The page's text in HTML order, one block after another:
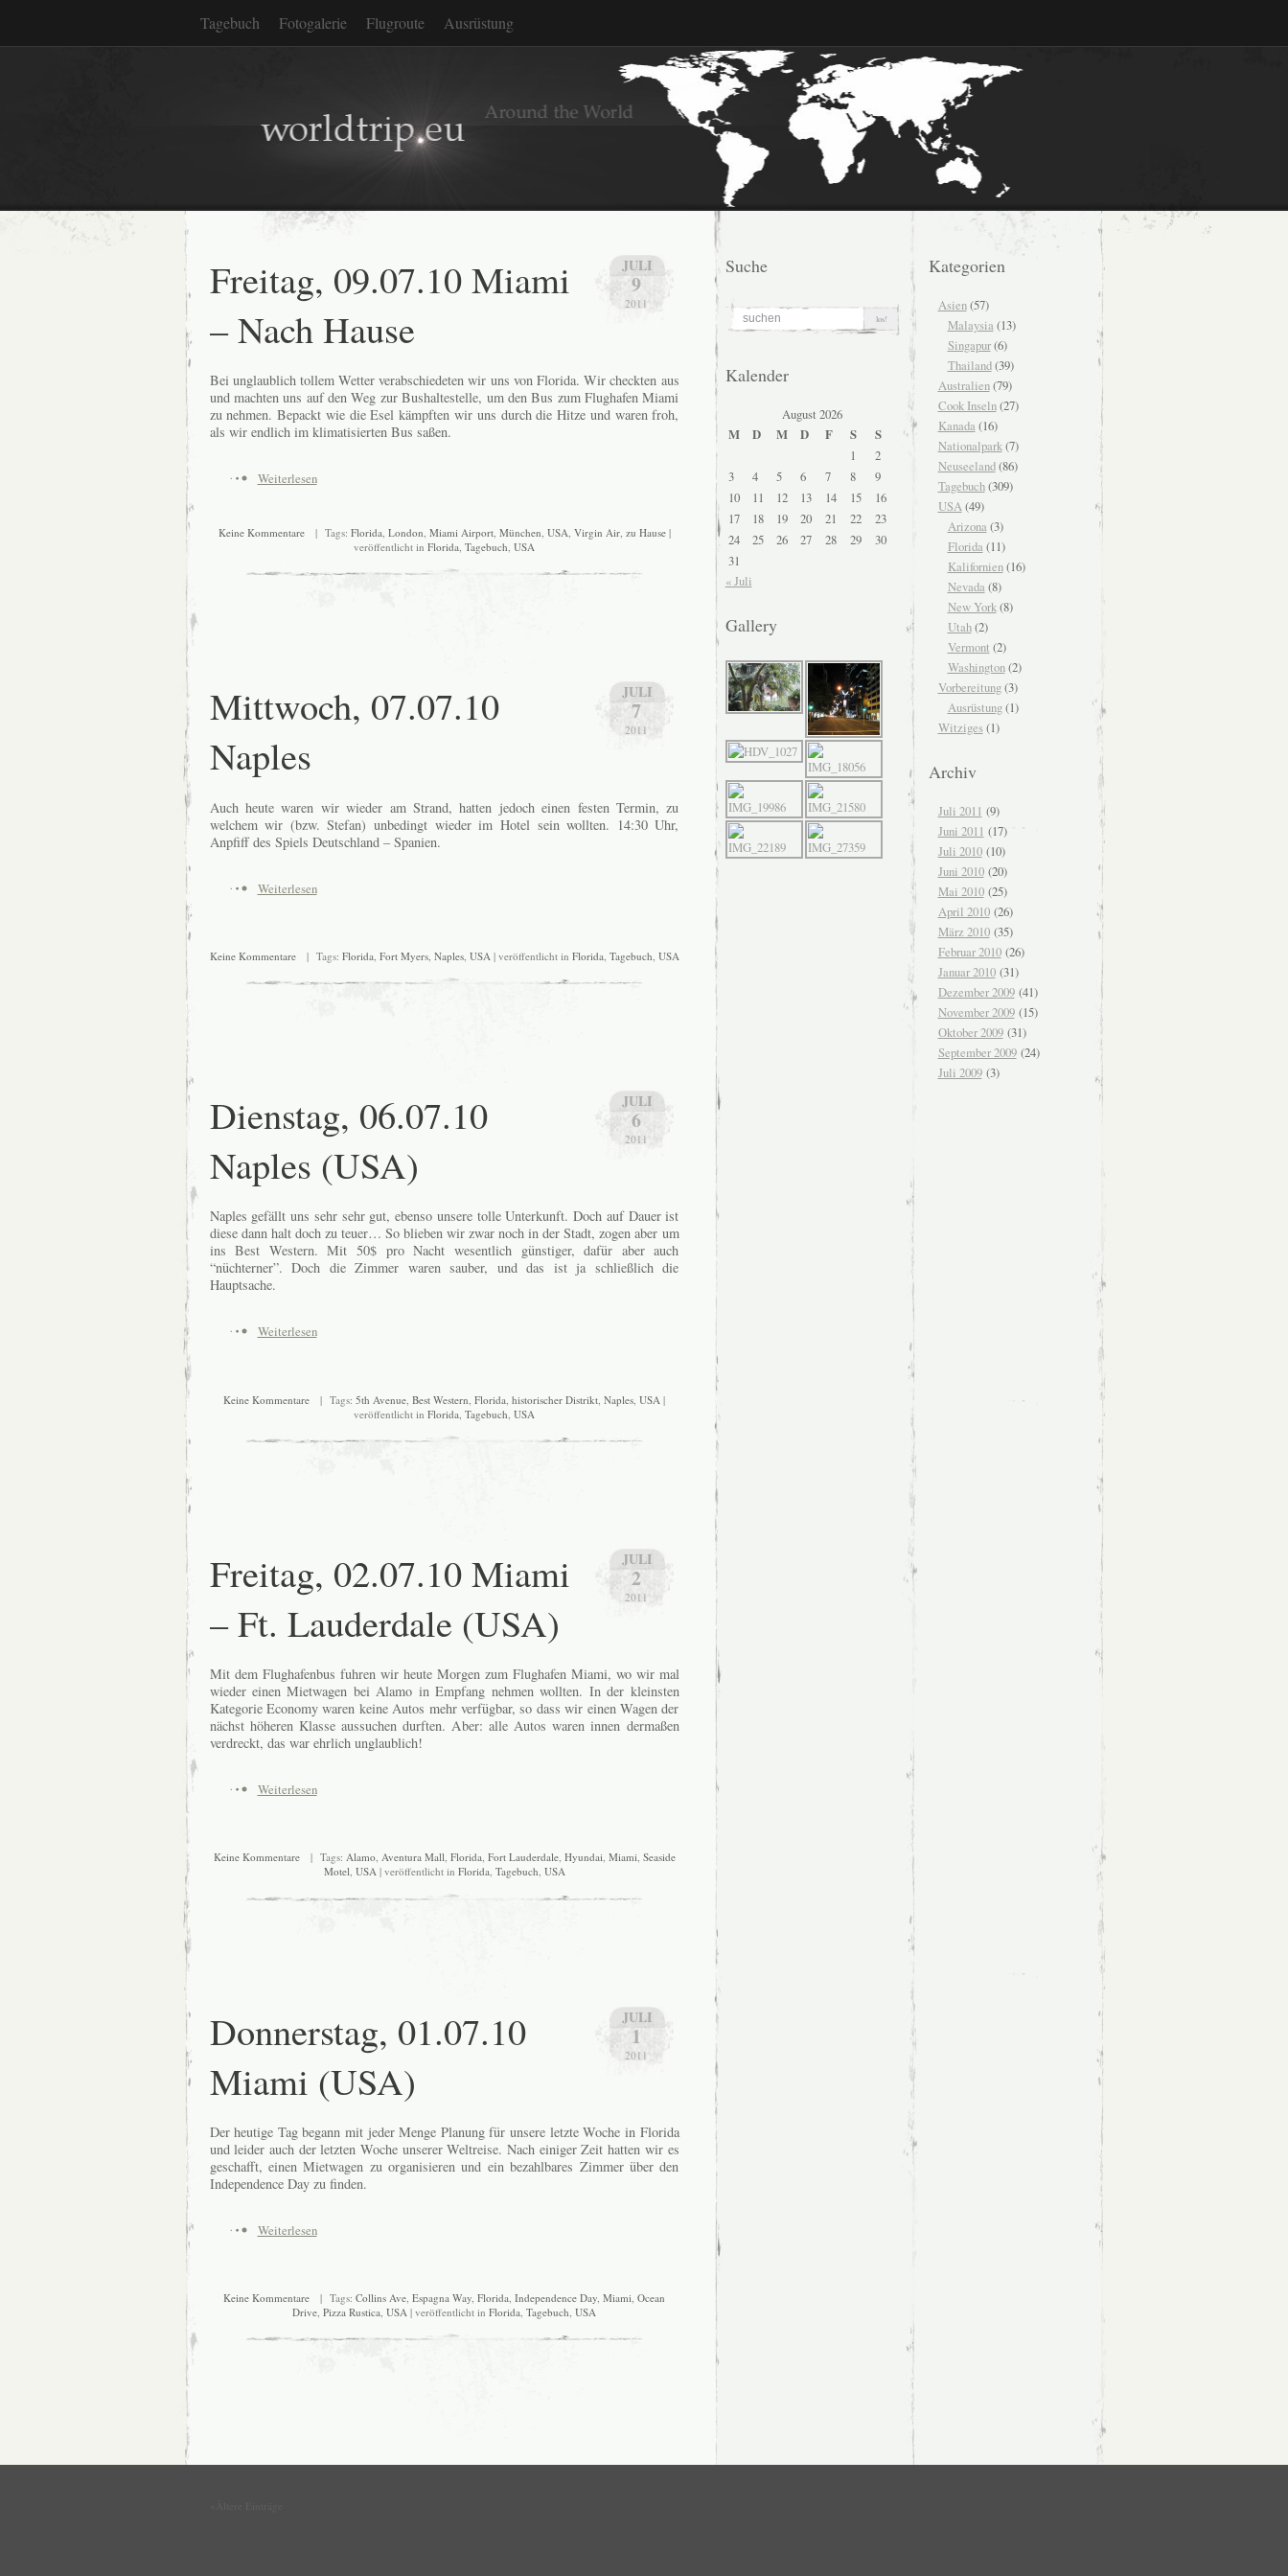
Tagebuch Fotogalerie Flugroute Ausrüstung
JULI
9
2011
Freitag, 09.07.10 Miami
– Nach Hause
Bei unglaublich tollem Wetter verabschiedeten wir uns von Florida. Wir checkten aus
und machten uns auf den Weg zur Bushaltestelle, um den Bus zum Flughafen Miami
zu nehmen. Bepackt wie die Esel kämpften wir uns durch die Hitze und waren froh,
als wir endlich im klimatisierten Bus saßen.
Weiterlesen
Keine Kommentare| Tags: Florida, London, Miami Airport, München, USA, Virgin Air, zu Hause|
veröffentlicht in Florida, Tagebuch, USA
JULI
7
2011
Mittwoch, 07.07.10
Naples
Auch heute waren wir wieder am Strand, hatten jedoch einen festen Termin, zu
welchem wir (bzw. Stefan) unbedingt wieder im Hotel sein wollten. 14:30 Uhr,
Anpfiff des Spiels Deutschland – Spanien.
Weiterlesen
Keine Kommentare| Tags: Florida Fort Myers, Naples, USA | veröffentlicht in Florida Tagebuch USA
JULI
6
2011
Dienstag, 06.07.10
Naples (USA)
Naples gefällt uns sehr sehr gut, ebenso unsere tolle Unterkunft. Doch auf Dauer ist
diese dann halt doch zu teuer… So blieben wir zwar noch in der Stadt, zogen aber um
ins Best Western. Mit 50$ pro Nacht wesentlich günstiger, dafür aber auch
“nüchterner”. Doch die Zimmer waren sauber, und das ist ja schließlich die
Hauptsache.
Weiterlesen
Keine Kommentare | Tags: 5th Avenue Best Western Florida historischer Distrikt Naples USA |
veröffentlicht in Florida Tagebuch USA
JULI
2
2011
Freitag, 02.07.10 Miami
– Ft. Lauderdale (USA)
Mit dem Flughafenbus fuhren wir heute Morgen zum Flughafen Miami, wo wir mal
wieder einen Mietwagen bei Alamo in Empfang nehmen wollten. In der kleinsten
Kategorie Economy waren keine Autos mehr verfügbar, so dass wir einen Wagen der
nächst höheren Klasse aussuchen durften. Aber: alle Autos waren innen dermaßen
verdreckt, das war ehrlich unglaublich!
Weiterlesen
Keine Kommentare| Tags: Alamo, Aventura Mall, Florida, Fort Lauderdale, Hyundai, Miami, Seaside
Motel, USA| veröffentlicht in Florida, Tagebuch, USA
JULI
1
2011
Donnerstag, 01.07.10
Miami (USA)
Der heutige Tag begann mit jeder Menge Planung für unsere letzte Woche in Florida
und leider auch der letzten Woche unserer Weltreise. Nach einiger Zeit hatten wir es
geschafft, einen Mietwagen zu organisieren und ein bezahlbares Zimmer über den
Independence Day zu finden.
Weiterlesen
Keine Kommentare | Tags: Collins Ave, Espagna Way, Florida, Independence Day, Miami, Ocean
Drive, Pizza Rustica, USA | veröffentlicht in Florida, Tagebuch, USA
Suche
Kalender
August 2026
M
D M D F S
S
1
2
3
4 5 6 7 8
9
10
11 12 13 14 15
16
17
18 19 20 21 22
23
24
25 26 27 28 29
30
31
« Juli
Gallery
Kategorien
Asien(57)
Malaysia(13)
Singapur(6)
Thailand(39)
Australien(79)
Cook Inseln(27)
Kanada(16)
Nationalpark(7)
Neuseeland(86)
Tagebuch(309)
USA(49)
Arizona(3)
Florida(11)
Kalifornien(16)
Nevada(8)
New York(8)
Utah(2)
Vermont (2)
Washington(2)
Vorbereitung(3)
Ausrüstung(1)
Witziges(1)
Archiv
Juli 2011 (9)
Juni 2011 (17)
Juli 2010(10)
Juni 2010(20)
Mai 2010(25)
April 2010(26)
März 2010(35)
Februar 2010(26)
Januar 2010(31)
Dezember 2009(41)
November 2009(15)
Oktober 2009(31)
September 2009(24)
Juli 2009(3)